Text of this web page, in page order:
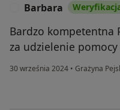
Barbara
Bardzo kompetentna
za udzielenie pomocy
30 września 2024 • Grażyna